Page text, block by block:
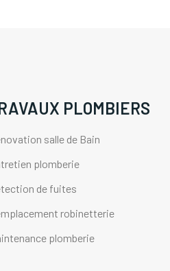
PLOMBIERS
salle de Bain
plomberie
de fuites
robinetterie
plomberie